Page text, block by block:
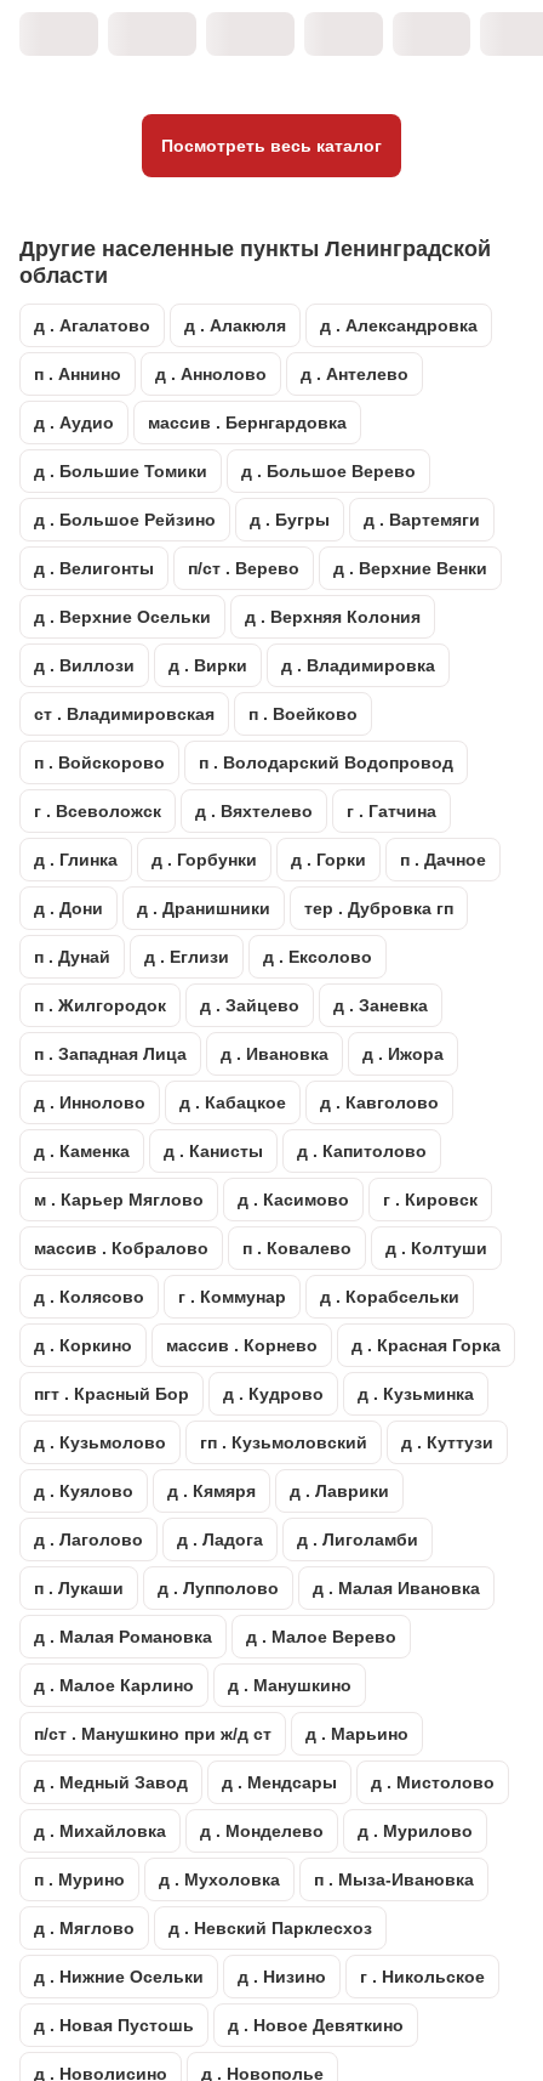
Посмотреть весь каталог
Другие населенные пункты Ленинградской
области
д . Агалатово д . Алакюля д . Александровка
п . Аннино д . Аннолово д . Антелево
д . Аудио массив . Бернгардовка
д . Большие Томики д . Большое Верево
д . Большое Рейзино д . Бугры д . Вартемяги
д . Велигонты п/ст . Верево д . Верхние Венки
д . Верхние Осельки д . Верхняя Колония
д . Виллози д . Вирки д . Владимировка
ст . Владимировская п . Воейково
п . Войскорово п . Володарский Водопровод
г . Всеволожск д . Вяхтелево г . Гатчина
д . Глинка д . Горбунки д . Горки п . Дачное
д . Дони д . Дранишники тер . Дубровка гп
п . Дунай д . Еглизи д . Ексолово
п . Жилгородок д . Зайцево д . Заневка
п . Западная Лица д . Ивановка д . Ижора
д . Иннолово д . Кабацкое д . Кавголово
д . Каменка д . Канисты д . Капитолово
м . Карьер Мяглово д . Касимово г . Кировск
массив . Кобралово п . Ковалево д . Колтуши
д . Колясово г . Коммунар д . Корабсельки
д . Коркино массив . Корнево д . Красная Горка
пгт . Красный Бор д . Кудрово д . Кузьминка
д . Кузьмолово гп . Кузьмоловский д . Куттузи
д . Куялово д . Кямяря д . Лаврики
д . Лаголово д . Ладога д . Лиголамби
п . Лукаши д . Лупполово д . Малая Ивановка
д . Малая Романовка д . Малое Верево
д . Малое Карлино д . Манушкино
п/ст . Манушкино при ж/д ст д . Марьино
д . Медный Завод д . Мендсары д . Мистолово
д . Михайловка д . Монделево д . Мурилово
п . Мурино д . Мухоловка п . Мыза-Ивановка
д . Мяглово д . Невский Парклесхоз
д . Нижние Осельки д . Низино г . Никольское
д . Новая Пустошь д . Новое Девяткино
д . Новолисино д . Новополье